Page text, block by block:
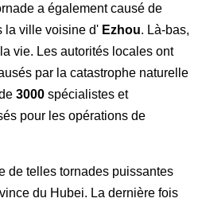
a également causé de
la ville voisine d' Ezhou. Là-bas,
vie. Les autorités locales ont
par la catastrophe naturelle
3000 spécialistes et
pour les opérations de
de telles tornades puissantes
du Hubei. La dernière fois